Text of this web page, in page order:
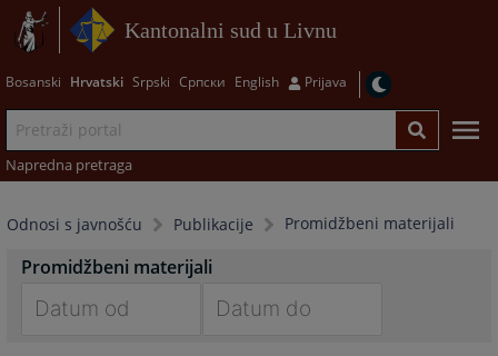
Kantonalni sud u Livnu
Bosanski Hrvatski Srpski Српски English Prijava
Napredna pretraga
Odnosi s javnošću Publikacije Promidžbeni materijali
Promidžbeni materijali